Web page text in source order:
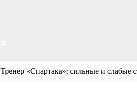
Тренер «Спартака»: сильные и слабые